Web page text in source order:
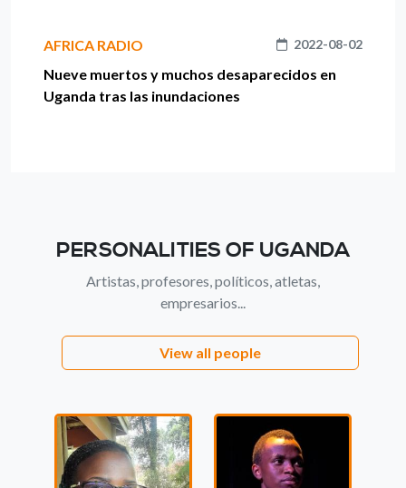
AFRICA RADIO 2022-08-02
Nueve muertos y muchos desaparecidos en
Uganda tras las inundaciones
PERSONALITIES OF UGANDA
Artistas, profesores, políticos, atletas,
empresarios...
View all people